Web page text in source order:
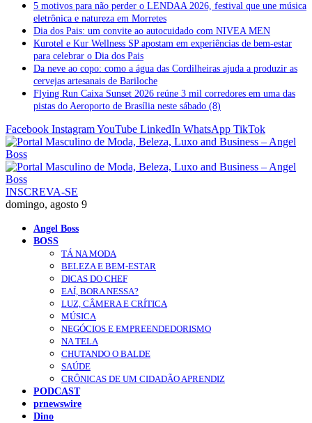
5 motivos para não perder o LENDAA 2026, festival que une música
eletrônica e natureza em Morretes
Dia dos Pais: um convite ao autocuidado com NIVEA MEN
Kurotel e Kur Wellness SP apostam em experiências de bem-estar
para celebrar o Dia dos Pais
Da neve ao copo: como a água das Cordilheiras ajuda a produzir as
cervejas artesanais de Bariloche
Flying Run Caixa Sunset 2026 reúne 3 mil corredores em uma das
pistas do Aeroporto de Brasília neste sábado (8)
Facebook InstagramYouTube LinkedIn WhatsApp TikTok
INSCREVA-SE
domingo, agosto 9
Angel Boss
BOSS
TÁ NA MODA
BELEZA E BEM-ESTAR
DICAS DO CHEF
EAÍ, BORA NESSA?
LUZ, CÂMERA E CRÍTICA
MÚSICA
NEGÓCIOS E EMPREENDEDORISMO
NA TELA
CHUTANDO O BALDE
SAÚDE
CRÔNICAS DE UM CIDADÃO APRENDIZ
PODCAST
prnewswire
Dino